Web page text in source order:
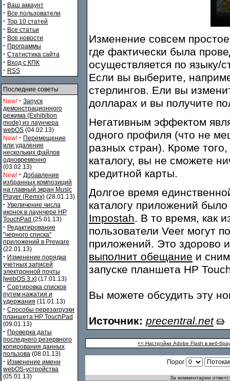
· Ваш аккаунт
· Все пользователи
· Top 10 статей
· Все статьи
· Все новости
· Программы
· Статистика сайта
· Вход с КПК
· RSS
Последние советы
New! · Запуск
демонстрационного
режима (Exhibition
mode) из лаунчера
webOS (04.02.13)
New! · Перемещение
или удаление
нескольких файлов
одновременно
(03.02.13)
New! · Добавление
избранных композиций
на главный экран Music
Player (Remix) (28.01.13)
· Увеличение числа
иконок в лаунчере HP
TouchPad (25.01.13)
· Редактирование
"черного списка"
приложений в Preware
(22.01.13)
· Изменение порядка
учетных записей
электронной почты
[webOS 3.x] (17.01.13)
· Сортировка списков
путем нажатия и
удержания (11.01.13)
· Способы перезагрузки
планшета HP TouchPad
(09.01.13)
· Проверка даты
последнего резервного
копирования данных
пользова (08.01.13)
· Изменение имени
webOS-устройства
(05.01.13)
Изменение совсем
где фактически была
осуществляется по
Если вы выберите,
стерлингов. Ели вы
долларах и вы получите
Негативным эффектом
одного профиля (что не
разных стран). Кроме
каталогу, вы не сможете
кредитной карты.
Долгое время
каталогу приложений
Impostah. В то время, как
пользователи Veer могут
приложений. Это здорово
выполнит обещание и
запуске планшета HP
Вы можете обсудить эту
Источник: precentral.net
<< Настройки Adobe Flash в веб-
Порог
За комментарии